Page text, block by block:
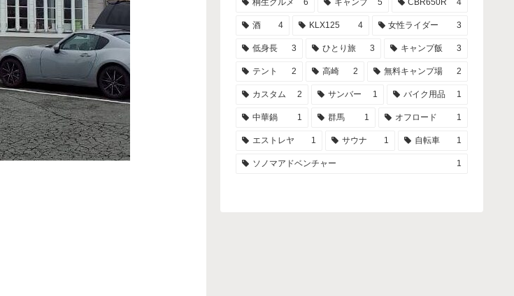
桐生グルメ 6 キャンプ 5 CBR650R 4
酒 4 KLX125 4 女性ライダー 3
低身長 3 ひとり旅 3 キャンプ飯 3
テント 2 高崎 2 無料キャンプ場 2
カスタム 2 サンバー 1 バイク用品 1
中華鍋 1 群馬 1 オフロード 1
エストレヤ 1 サウナ 1 自転車 1
ソノマアドベンチャー 1